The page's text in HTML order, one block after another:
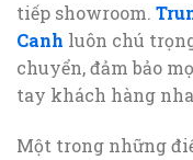
tiếp showroom.
Canh luôn chú
chuyển, đảm bảo
tay khách hàng
Một trong những